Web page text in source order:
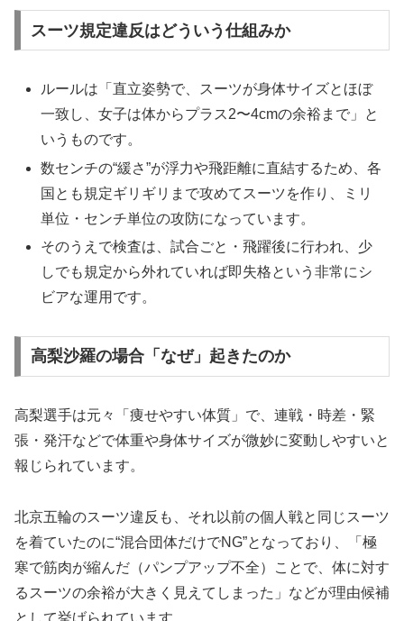
スーツ規定違反はどういう仕組みか
ルールは「直立姿勢で、スーツが身体サイズとほぼ
一致し、女子は体からプラス2〜4cmの余裕まで」と
いうものです。
数センチの“緩さ”が浮力や飛距離に直結するため、各
国とも規定ギリギリまで攻めてスーツを作り、ミリ
単位・センチ単位の攻防になっています。
そのうえで検査は、試合ごと・飛躍後に行われ、少
しでも規定から外れていれば即失格という非常にシ
ビアな運用です。
高梨沙羅の場合「なぜ」起きたのか
高梨選手は元々「痩せやすい体質」で、連戦・時差・緊
張・発汗などで体重や身体サイズが微妙に変動しやすいと
報じられています。
北京五輪のスーツ違反も、それ以前の個人戦と同じスーツ
を着ていたのに“混合団体だけでNG”となっており、「極
寒で筋肉が縮んだ（パンプアップ不全）ことで、体に対す
るスーツの余裕が大きく見えてしまった」などが理由候補